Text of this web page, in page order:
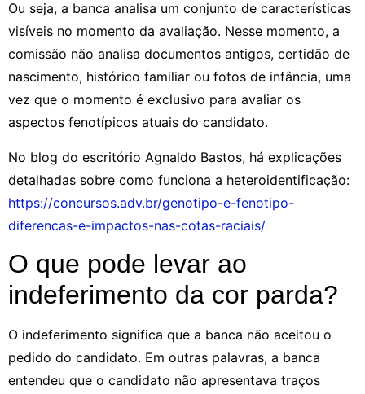
Ou seja, a banca analisa um conjunto de características
visíveis no momento da avaliação. Nesse momento, a
comissão não analisa documentos antigos, certidão de
nascimento, histórico familiar ou fotos de infância, uma
vez que o momento é exclusivo para avaliar os
aspectos fenotípicos atuais do candidato.
No blog do escritório Agnaldo Bastos, há explicações
detalhadas sobre como funciona a heteroidentificação:
https://concursos.adv.br/genotipo-e-fenotipo-
diferencas-e-impactos-nas-cotas-raciais/
O que pode levar ao
indeferimento da cor parda?
O indeferimento significa que a banca não aceitou o
pedido do candidato. Em outras palavras, a banca
entendeu que o candidato não apresentava traços